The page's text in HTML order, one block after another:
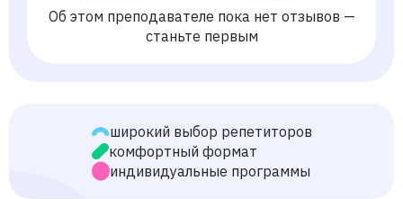
Об этом преподавателе пока нет отзывов —
станьте первым
широкий выбор репетиторов
комфортный формат
индивидуальные программы